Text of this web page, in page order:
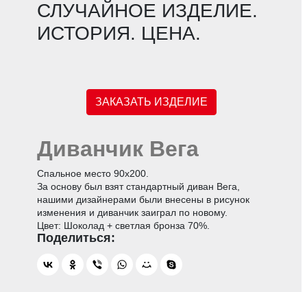
СЛУЧАЙНОЕ ИЗДЕЛИЕ.
ИСТОРИЯ. ЦЕНА.
ЗАКАЗАТЬ ИЗДЕЛИЕ
Диванчик Вега
Спальное место 90х200.
За основу был взят стандартный диван Вега,
нашими дизайнерами были внесены в рисунок
изменения и диванчик заиграл по новому.
Цвет: Шоколад + светлая бронза 70%.